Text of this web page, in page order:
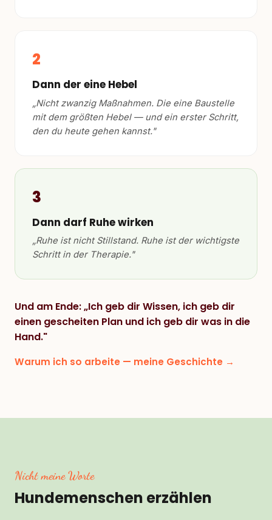
2
Dann der eine Hebel
„Nicht zwanzig Maßnahmen. Die eine Baustelle
mit dem größten Hebel — und ein erster Schritt,
den du heute gehen kannst."
3
Dann darf Ruhe wirken
„Ruhe ist nicht Stillstand. Ruhe ist der wichtigste
Schritt in der Therapie."
Und am Ende: „Ich geb dir Wissen, ich geb dir
einen gescheiten Plan und ich geb dir was in die
Hand."
Warum ich so arbeite — meine Geschichte →
Nicht meine Worte
Hundemenschen erzählen